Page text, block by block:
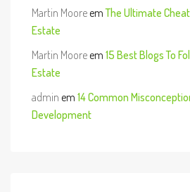
Martin MooreemThe Ultimate
Estate
Martin Mooreem 15 Best Blogs To
Estate
admin em 14 Common
Development